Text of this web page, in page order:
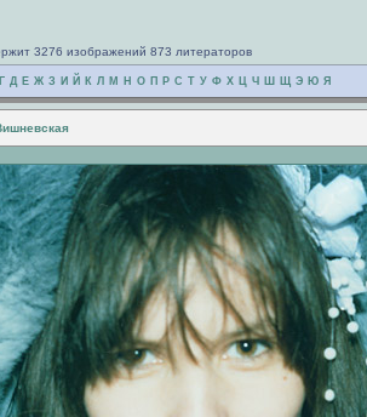
3276 изображений 873 литераторов
Г Д Е Ж З И Й К Л М Н О П Р С Т У Ф Х Ц Ч Ш Щ Э Ю Я